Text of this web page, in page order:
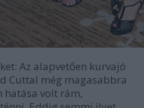
: Az alapvetően kurvajó
Cuttal még magasabbra
hatása volt rám,